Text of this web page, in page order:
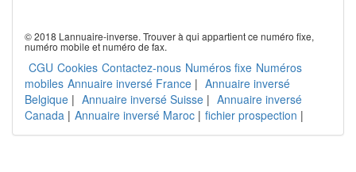
© 2018 Lannuaire-inverse. Trouver à qui appartient ce numéro fixe,
numéro mobile et numéro de fax.
CGU Cookies Contactez-nous Numéros fixe Numéros
mobiles Annuaire inversé France | Annuaire inversé
Belgique | Annuaire inversé Suisse | Annuaire inversé
Canada | Annuaire inversé Maroc | fichier prospection |